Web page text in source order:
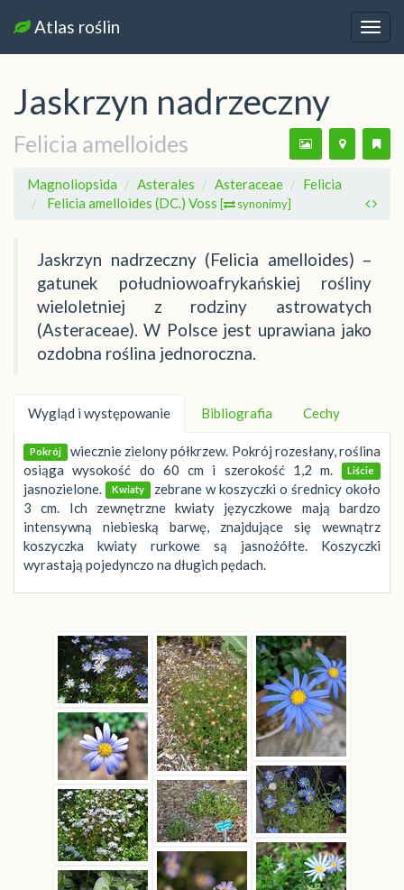
Atlas roślin
Jaskrzyn nadrzeczny
Felicia amelloides
Magnoliopsida Asterales Asteraceae
Felicia
Felicia amelloides (DC.) Voss [ synonimy]
Jaskrzyn nadrzeczny (Felicia amelloides) –
gatunek południowoafrykańskiej rośliny
wieloletniej z rodziny astrowatych
(Asteraceae). W Polsce jest uprawiana jako
ozdobna roślina jednoroczna.
Wygląd i występowanie Bibliografia Cechy
Pokrój wiecznie zielony półkrzew. Pokrój rozesłany, roślina
osiąga wysokość do 60 cm i szerokość 1,2 m.
Liście
jasnozielone. Kwiaty zebrane w koszyczki o średnicy około
3 cm. Ich zewnętrzne kwiaty języczkowe mają bardzo
intensywną niebieską barwę, znajdujące się wewnątrz
koszyczka kwiaty rurkowe są jasnożółte. Koszyczki
wyrastają pojedynczo na długich pędach.